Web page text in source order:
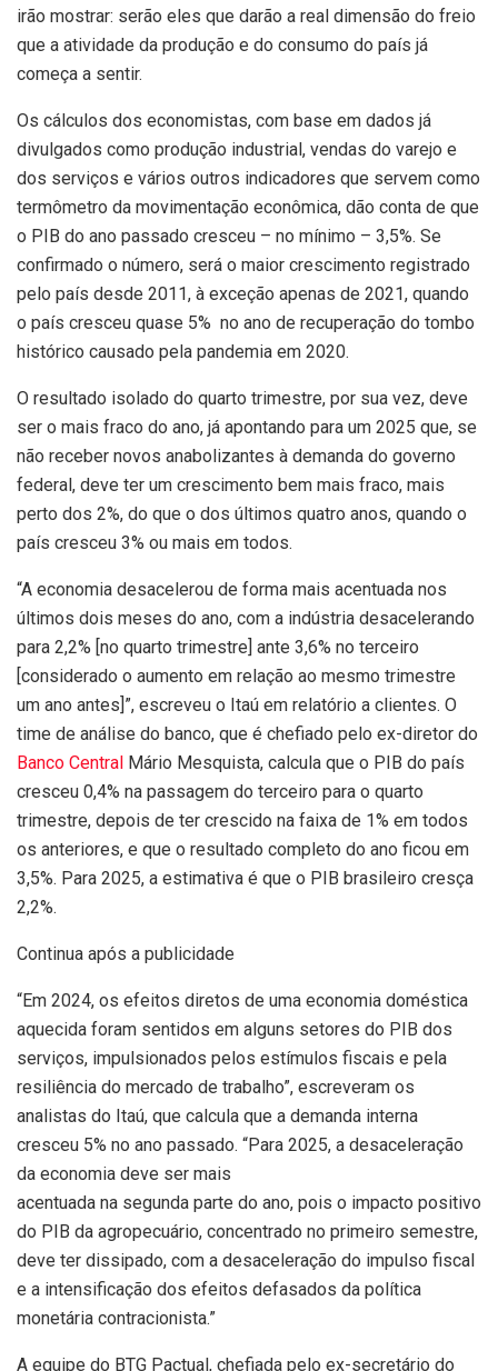
irão mostrar: serão eles que darão a real dimensão do freio
que a atividade da produção e do consumo do país já
começa a sentir.
Os cálculos dos economistas, com base em dados já
divulgados como produção industrial, vendas do varejo e
dos serviços e vários outros indicadores que servem como
termômetro da movimentação econômica, dão conta de que
o PIB do ano passado cresceu – no mínimo – 3,5%. Se
confirmado o número, será o maior crescimento registrado
pelo país desde 2011, à exceção apenas de 2021, quando
o país cresceu quase 5% no ano de recuperação do tombo
histórico causado pela pandemia em 2020.
O resultado isolado do quarto trimestre, por sua vez, deve
ser o mais fraco do ano, já apontando para um 2025 que, se
não receber novos anabolizantes à demanda do governo
federal, deve ter um crescimento bem mais fraco, mais
perto dos 2%, do que o dos últimos quatro anos, quando o
país cresceu 3% ou mais em todos.
“A economia desacelerou de forma mais acentuada nos
últimos dois meses do ano, com a indústria desacelerando
para 2,2% [no quarto trimestre] ante 3,6% no terceiro
[considerado o aumento em relação ao mesmo trimestre
um ano antes]”, escreveu o Itaú em relatório a clientes. O
time de análise do banco, que é chefiado pelo ex-diretor do
Banco Central Mário Mesquista, calcula que o PIB do país
cresceu 0,4% na passagem do terceiro para o quarto
trimestre, depois de ter crescido na faixa de 1% em todos
os anteriores, e que o resultado completo do ano ficou em
3,5%. Para 2025, a estimativa é que o PIB brasileiro cresça
2,2%.
Continua após a publicidade
“Em 2024, os efeitos diretos de uma economia doméstica
aquecida foram sentidos em alguns setores do PIB dos
serviços, impulsionados pelos estímulos fiscais e pela
resiliência do mercado de trabalho”, escreveram os
analistas do Itaú, que calcula que a demanda interna
cresceu 5% no ano passado. “Para 2025, a desaceleração
da economia deve ser mais
acentuada na segunda parte do ano, pois o impacto positivo
do PIB da agropecuário, concentrado no primeiro semestre,
deve ter dissipado, com a desaceleração do impulso fiscal
e a intensificação dos efeitos defasados da política
monetária contracionista.”
A equipe do BTG Pactual, chefiada pelo ex-secretário do